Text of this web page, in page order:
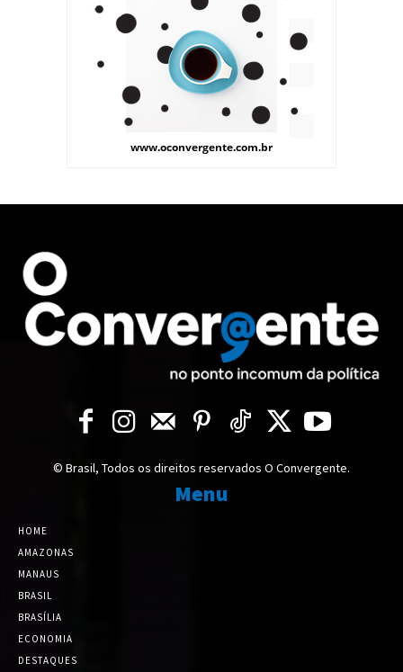
© Brasil, Todos os direitos reservados O Convergente.
Menu
HOME
AMAZONAS
MANAUS
BRASIL
BRASÍLIA
ECONOMIA
DESTAQUES